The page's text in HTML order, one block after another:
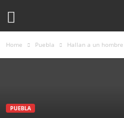
Home Puebla Hallan a un
PUEBLA